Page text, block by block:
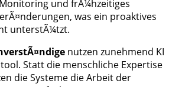
und frÃ¼hzeitiges
was ein proaktives
unterstÃ¼tzt.
nutzen zunehmend KI
Statt die menschliche Expertise
die Systeme die Arbeit der